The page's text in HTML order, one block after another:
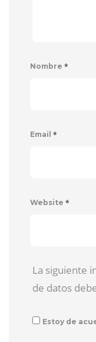
Nombre *
Email *
Website *
La siguiente
de datos
Estoy de